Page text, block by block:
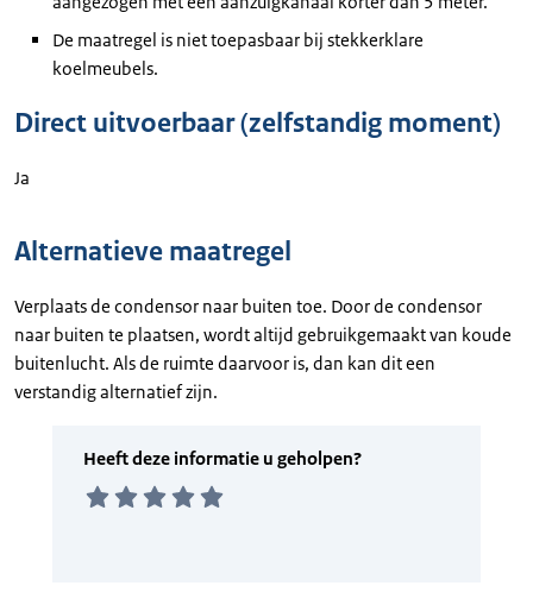
De maatregel is niet toepasbaar bij stekkerklare
koelmeubels.
Direct uitvoerbaar (zelfstandig moment)
Ja
Alternatieve maatregel
Verplaats de condensor naar buiten toe. Door de condensor
naar buiten te plaatsen, wordt altijd gebruikgemaakt van koude
buitenlucht. Als de ruimte daarvoor is, dan kan dit een
verstandig alternatief zijn.